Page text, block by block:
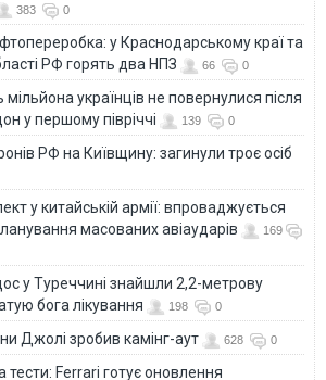
383 0
у Краснодарському краї та
РФ горять два НПЗ
66 0
українців не повернулися після
у першому півріччі
139 0
РФ на Київщину: загинули троє осіб
у китайській армії: впроваджується
масованих авіаударів
169
у Туреччині знайшли 2,2-метрову
бога лікування
198 0
Джолі зробив камінг-аут 628 0
тести: Ferrari готує оновлення